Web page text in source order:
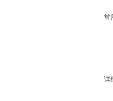
常
详